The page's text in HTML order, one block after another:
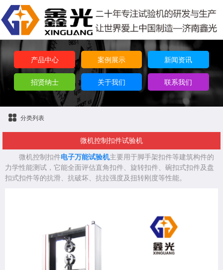
产品中心 案例展示 新闻资讯
招贤纳士 关于我们 联系我们
分类列表
微机控制扣件试验机
微机控制扣件电子万能试验机主要用于脚手架扣件等建筑构件的
力学性能测试，它能全面评估直角扣件、旋转扣件、碗扣式扣件及盘
扣式扣件等的抗滑、抗破坏、抗拉强度及扭转刚度等性能。